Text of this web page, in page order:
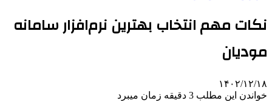
نکات مهم انتخاب بهترین نرم‌افزار سامانه
مودیان
۱۴۰۲/۱۲/۱۸
خواندن این مطلب 3 دقیقه زمان میبرد